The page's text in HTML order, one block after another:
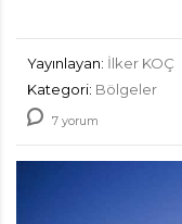
Yayınlayan: İlker KOÇ
Kategori: Bölgeler
7 yorum